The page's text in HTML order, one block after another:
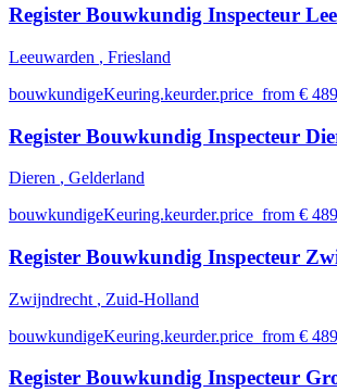
Register Bouwkundig Inspecteur
Leeuwarden , Friesland
bouwkundigeKeuring.keurder.price_from € 489
Register Bouwkundig Inspecteur
Dieren , Gelderland
bouwkundigeKeuring.keurder.price_from € 489
Register Bouwkundig Inspecteur
Zwijndrecht , Zuid-Holland
bouwkundigeKeuring.keurder.price_from € 489
Register Bouwkundig Inspecteur